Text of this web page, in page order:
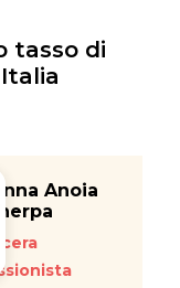
tasso di
Anoia